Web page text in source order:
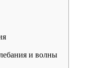
и волны